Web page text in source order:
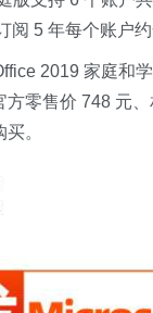
阅 5 年每个账户约
2019 家庭和
方零售价 748 元
。